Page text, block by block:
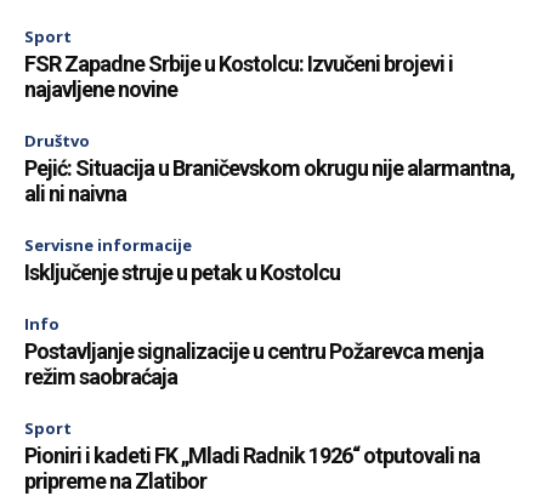
Sport
FSR Zapadne Srbije u Kostolcu: Izvučeni brojevi i
najavljene novine
Društvo
Pejić: Situacija u Braničevskom okrugu nije alarmantna,
ali ni naivna
Servisne informacije
Isključenje struje u petak u Kostolcu
Info
Postavljanje signalizacije u centru Požarevca menja
režim saobraćaja
Sport
Pioniri i kadeti FK „Mladi Radnik 1926“ otputovali na
pripreme na Zlatibor